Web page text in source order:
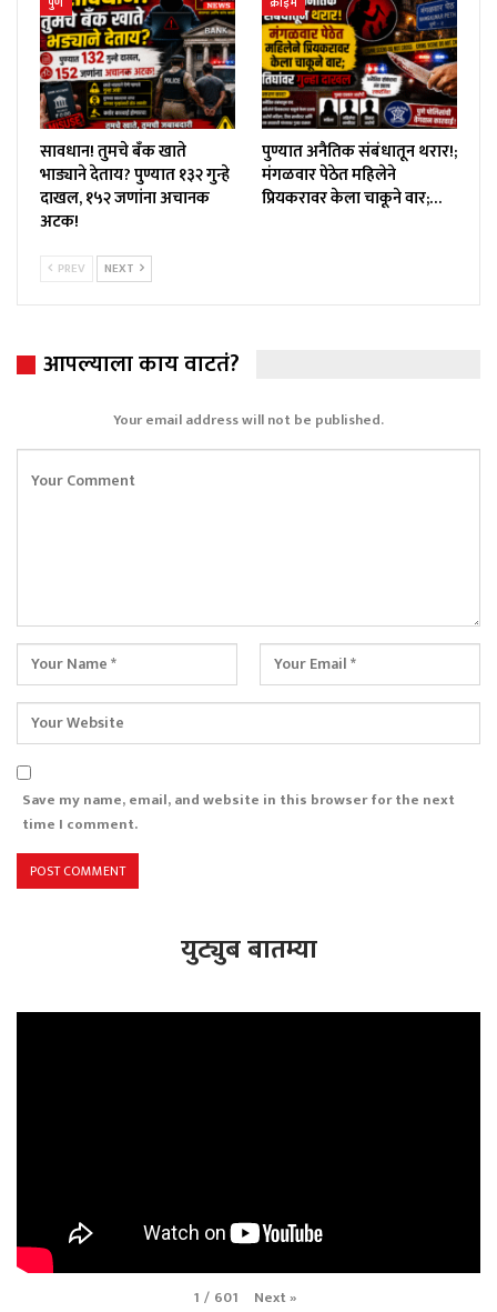
सावधान! तुमचे बँक खाते
भाड्याने देताय? पुण्यात १३२ गुन्हे
दाखल, १५२ जणांना अचानक
अटक!
पुण्यात अनैतिक संबंधातून थरार!;
मंगळवार पेठेत महिलेने
प्रियकरावर केला चाकूने वार;…
PREV NEXT
आपल्याला काय वाटतं?
Your email address will not be published.
Save my name, email, and website in this browser for the next
time I comment.
युट्युब बातम्या
1 / 601 Next»